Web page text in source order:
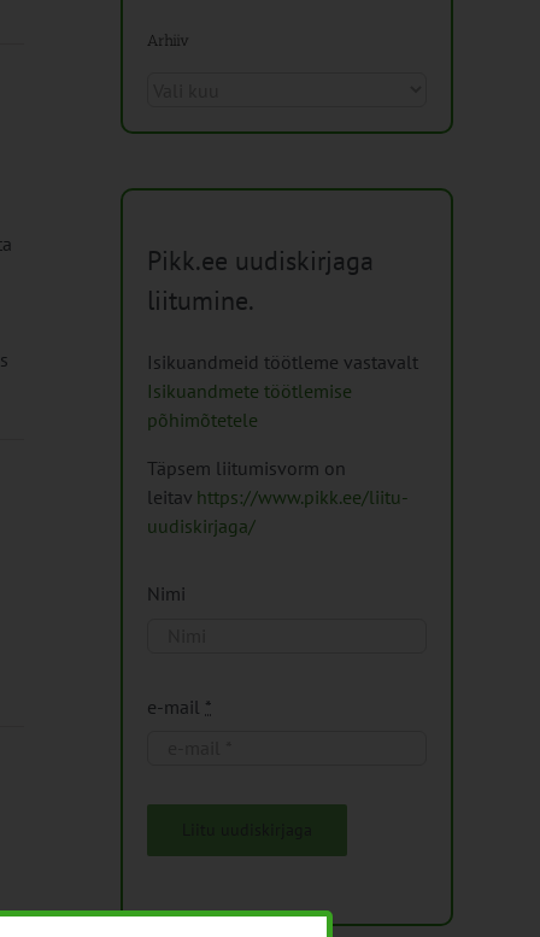
Arhiiv
Pikk.ee uudiskirjaga
liitumine.
Isikuandmeid töötleme vastavalt
Isikuandmete töötlemise
põhimõtetele
Täpsem liitumisvorm on
leitav https://www.pikk.ee/liitu-
uudiskirjaga/
Nimi
e-mail *